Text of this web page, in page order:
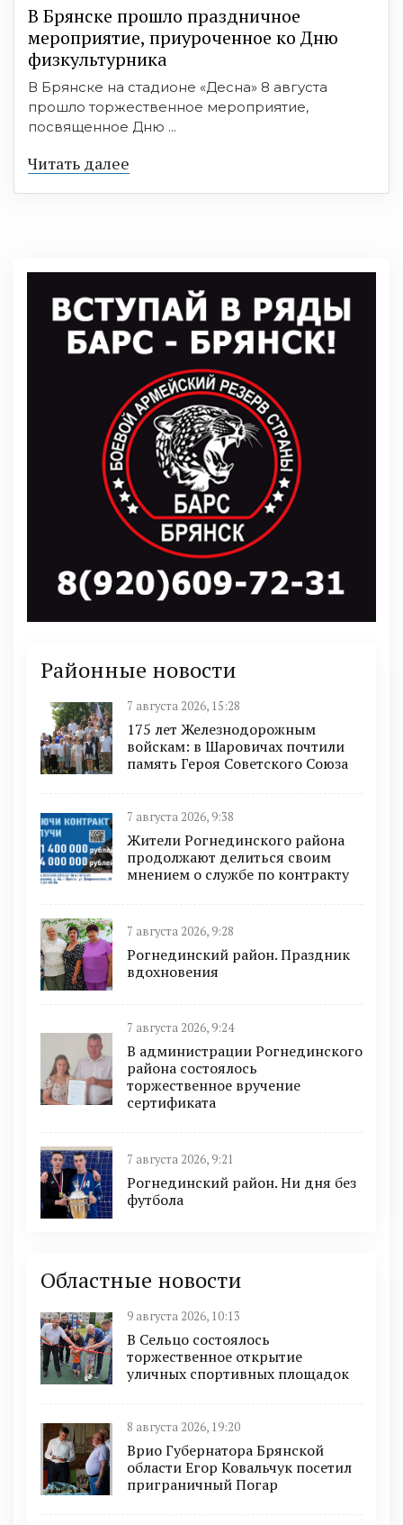
В Брянске прошло праздничное
мероприятие, приуроченное ко Дню
физкультурника
В Брянске на стадионе «Десна» 8 августа
прошло торжественное мероприятие,
посвященное Дню ...
Читать далее
Районные новости
7 августа 2026, 15:28
175 лет Железнодорожным
войскам: в Шаровичах почтили
память Героя Советского Союза
7 августа 2026, 9:38
Жители Рогнединского района
продолжают делиться своим
мнением о службе по контракту
7 августа 2026, 9:28
Рогнединский район. Праздник
вдохновения
7 августа 2026, 9:24
В администрации Рогнединского
района состоялось
торжественное вручение
сертификата
7 августа 2026, 9:21
Рогнединский район. Ни дня без
футбола
Областные новости
9 августа 2026, 10:13
В Сельцо состоялось
торжественное открытие
уличных спортивных площадок
8 августа 2026, 19:20
Врио Губернатора Брянской
области Егор Ковальчук посетил
приграничный Погар